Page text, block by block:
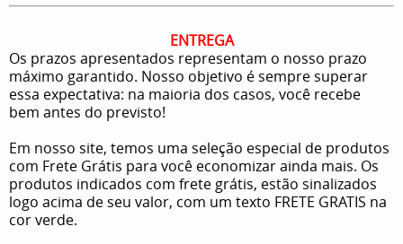
ENTREGA
Os prazos apresentados representam o nosso prazo
máximo garantido. Nosso objetivo é sempre superar
essa expectativa: na maioria dos casos, você recebe
bem antes do previsto!
Em nosso site, temos uma seleção especial de produtos
com Frete Grátis para você economizar ainda mais. Os
produtos indicados com frete grátis, estão sinalizados
logo acima de seu valor, com um texto FRETE GRATIS na
cor verde.